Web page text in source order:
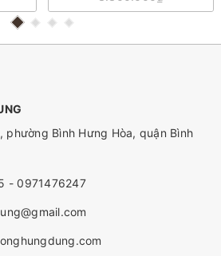
phường Bình Hưng Hòa, quận Bình
-0971476247